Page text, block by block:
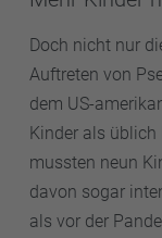
Doch nicht nur
Auftreten von
dem US-
Kinder als üblich
mussten neun
davon sogar
als vor der